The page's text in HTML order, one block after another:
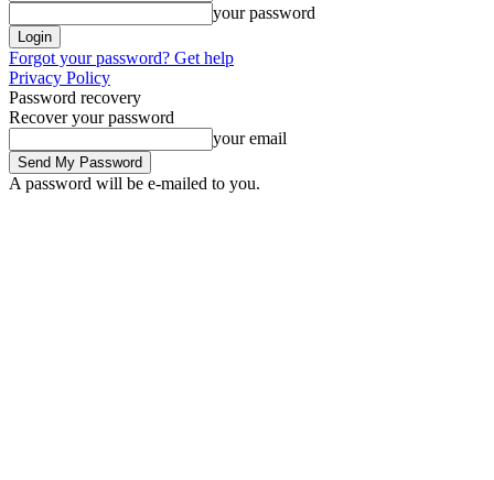
your password
Forgot your password? Get help
Privacy Policy
Password recovery
Recover your password
your email
A password will be e-mailed to you.